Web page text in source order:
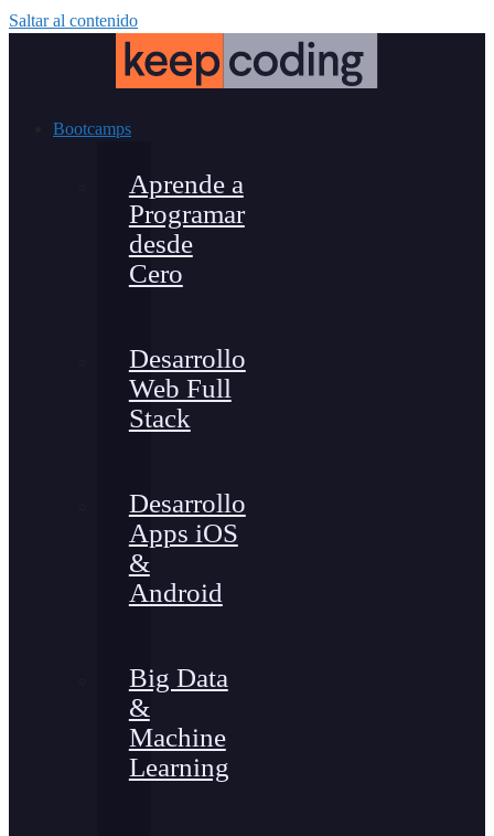
Saltar al contenido
Bootcamps
Aprende a
Programar
desde
Cero
Desarrollo
Web Full
Stack
Desarrollo
Apps iOS
&
Android
Big Data
&
Machine
Learning